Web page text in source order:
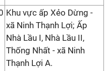
Khu vực ấp Xẻo Dừng -
xã Ninh Thạnh Lợi; Ấp
Nhà Lầu I, Nhà Lầu II,
Thống Nhất - xã Ninh
Thạnh Lợi A.